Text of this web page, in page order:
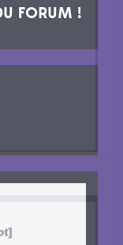
FORUM !